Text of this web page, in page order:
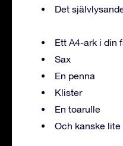
Det
Ett A4-ark i din
Sax
En penna
Klister
En toarulle
Och kanske